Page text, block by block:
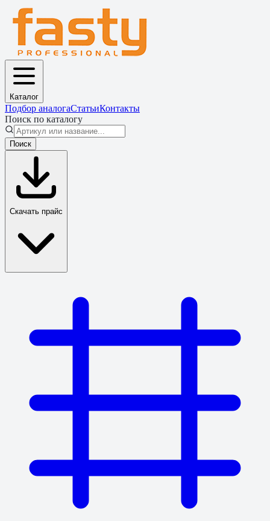
Каталог
Подбор аналогаСтатьиКонтакты
Поиск по каталогу
Поиск
Скачать прайс